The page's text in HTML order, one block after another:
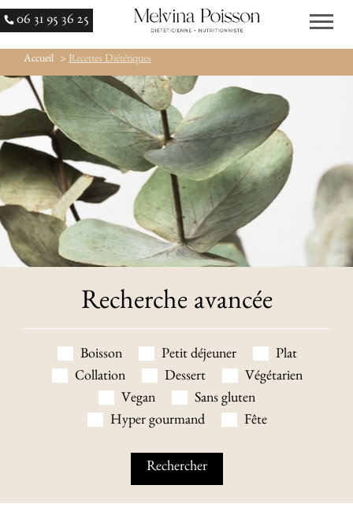
06 31 95 36 25
Accueil > Recettes Diététiques
Recherche avancée
Boisson Petit déjeuner
Plat
Collation
Dessert
Végétarien
Vegan
Sans gluten
Hyper gourmand
Fête